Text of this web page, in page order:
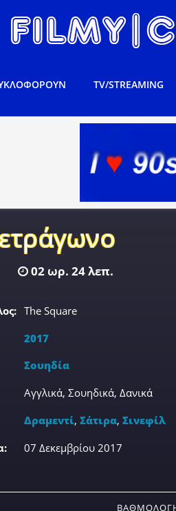
TV/STREAMING
02 ωρ. 24 λεπ.
The Square
2017
Σουηδία
Αγγλικά, Σουηδικά, Δανικά
Δραμεντί,Σάτιρα,Σινεφίλ
07 Δεκεμβρίου 2017